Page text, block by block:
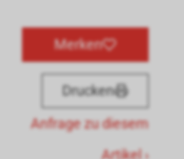
Merken
Drucken
Anfrage zu diesem
Artikel ›